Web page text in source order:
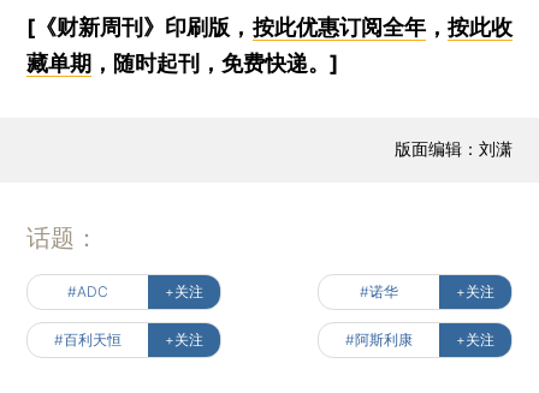
[《财新周刊》印刷版， 按此优惠订阅全年， 按此收
藏单期 ，随时起刊，免费快递。]
版面编辑：刘潇
话题：
#ADC +关注 #诺华 +关注
#百利天恒 +关注 #阿斯利康 +关注